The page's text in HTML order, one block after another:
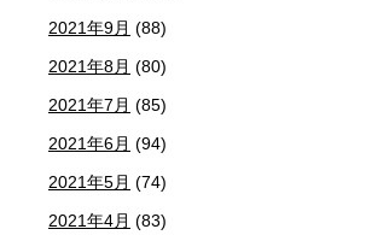
2021年9月 (88)
2021年8月 (80)
2021年7月 (85)
2021年6月 (94)
2021年5月 (74)
2021年4月 (83)